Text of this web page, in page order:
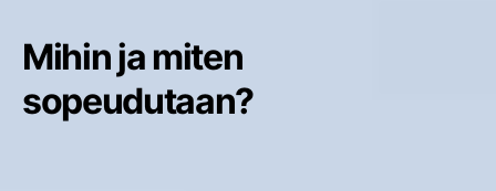
Mihin ja miten
sopeudutaan?